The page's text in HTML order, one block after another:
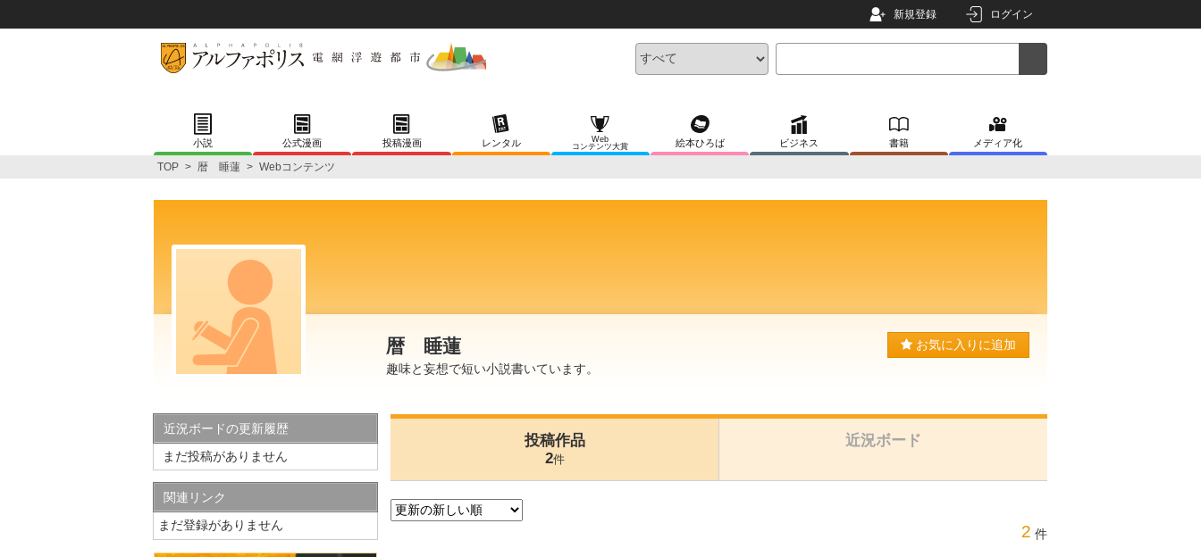
新規登録 ログイン
小説 公式漫画 投稿漫画 レンタル
Web
コンテンツ大賞
絵本ひろば ビジネス 書籍 メディア化
TOP > 暦 睡蓮 > Webコンテンツ
暦 睡蓮
趣味と妄想で短い小説書いています。
お気に入りに追加
投稿作品
2件
近況ボード
2 件
近況ボードの更新履歴
まだ投稿がありません
関連リンク
まだ登録がありません